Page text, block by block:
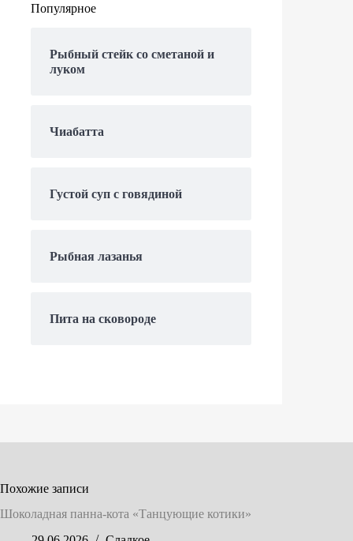
Популярное
Рыбный стейк со сметаной и
луком
Чиабатта
Густой суп с говядиной
Рыбная лазанья
Пита на сковороде
Похожие записи
Шоколадная панна-кота «Танцующие котики»